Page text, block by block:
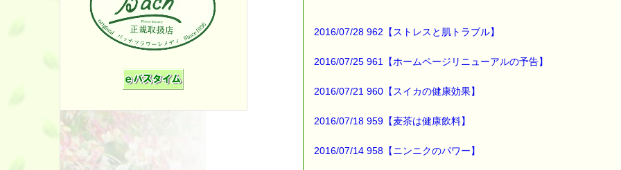
タイプ ：くじタイプ
バッチフラワーレメディ・レスキュークリーム１本当毎に
当たる確率は（1等：5% 2等：10% 3等：85%）です。
※バッチフラワー関連商品・関連書籍、セット商品は対象外です。
※単品でも「こころ・サポート」などの割引き商品は対象外です。
※携帯サイトではご利用いただけません。
2016/07/28 962【ストレスと肌トラブル】
2016/07/25 961【ホームページリニューアルの予告】
2016/07/21 960【スイカの健康効果】
2016/07/18 959【麦茶は健康飲料】
2016/07/14 958【ニンニクのパワー】